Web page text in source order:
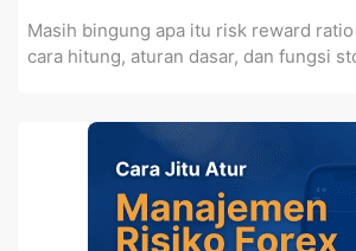
Masih bingung apa itu risk reward
cara hitung, aturan dasar, dan fungsi